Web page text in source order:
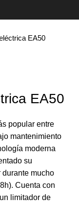
EA50
EA50
popular entre
mantenimiento
moderna
su
mucho
Cuenta con
limitador de